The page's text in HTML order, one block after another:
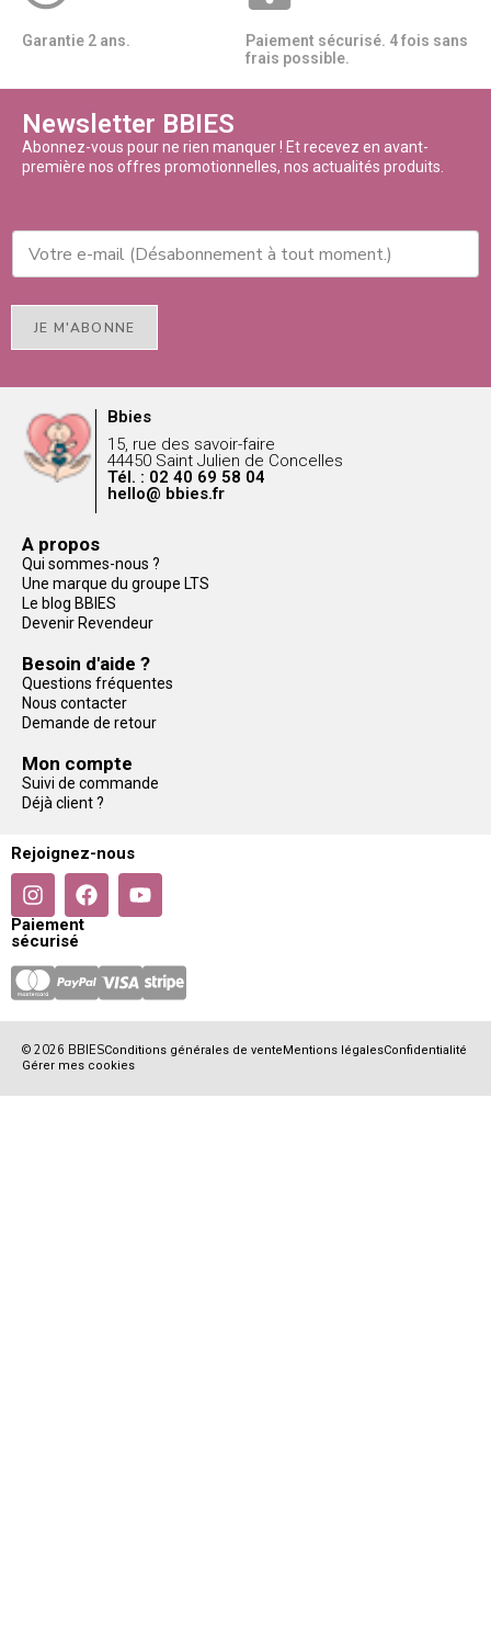
Garantie 2 ans.
Paiement sécurisé. 4 fois sans
frais possible.
Newsletter BBIES
Abonnez-vous pour ne rien manquer ! Et recevez en avant-
première nos offres promotionnelles, nos actualités produits.
JE M'ABONNE
Bbies
15, rue des savoir-faire
44450 Saint Julien de Concelles
Tél. : 02 40 69 58 04
hello@ bbies.fr
A propos
Qui sommes-nous ?
Une marque du groupe LTS
Le blog BBIES
Devenir Revendeur
Besoin d'aide ?
Questions fréquentes
Nous contacter
Demande de retour
Mon compte
Suivi de commande
Déjà client ?
Rejoignez-nous
Paiement
sécurisé
© 2026 BBIESConditions générales de vente Mentions légalesConfidentialité
Gérer mes cookies